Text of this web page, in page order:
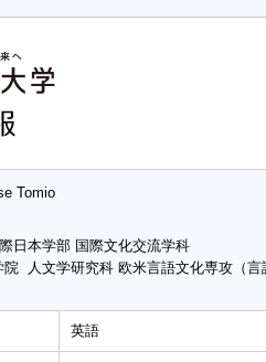
Tomio
日本学部 国際文化交流学科
人文学研究科 欧米言語文化専攻（言
英語